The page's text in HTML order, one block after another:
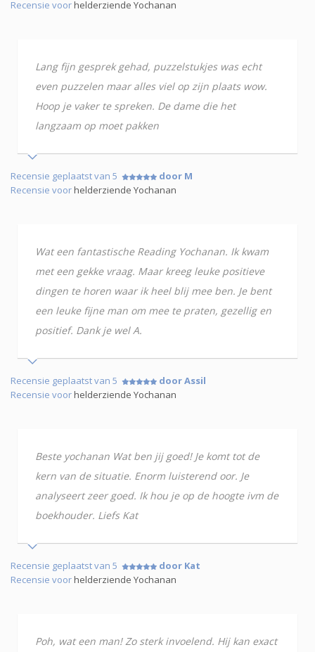
Recensie voorhelderziende Yochanan
Lang fijn gesprek gehad, puzzelstukjes was echt
even puzzelen maar alles viel op zijn plaats wow.
Hoop je vaker te spreken. De dame die het
langzaam op moet pakken
Recensie geplaatst van 5
door M
Recensie voorhelderziende Yochanan
Wat een fantastische Reading Yochanan. Ik kwam
met een gekke vraag. Maar kreeg leuke positieve
dingen te horen waar ik heel blij mee ben. Je bent
een leuke fijne man om mee te praten, gezellig en
positief. Dank je wel A.
Recensie geplaatst van 5
door Assil
Recensie voorhelderziende Yochanan
Beste yochanan Wat ben jij goed! Je komt tot de
kern van de situatie. Enorm luisterend oor. Je
analyseert zeer goed. Ik hou je op de hoogte ivm de
boekhouder. Liefs Kat
Recensie geplaatst van 5
door Kat
Recensie voorhelderziende Yochanan
Poh, wat een man! Zo sterk invoelend. Hij kan exact